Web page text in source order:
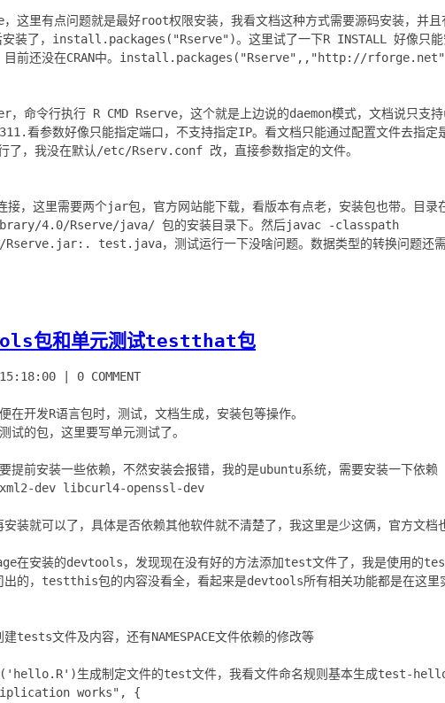
这里有点问题就是最好root权限安装，我看文档这种方式需要源码安装，并且
装了，install.packages("Rserve")。这里试了一下R INSTALL 好像只能
，目前还没在CRAN中。install.packages("Rserve",,"http://
，命令行执行 R CMD Rserve，这个就是上边说的daemon模式，文档说只支
看参数好像只能指定端口，不支持指定IP。看文档只能通过配置文件去指定
了，我没在默认/etc/Rserv.conf 改，直接参数指定的文件。
接，这里需要两个jar包，官方网站能下载，看版本有点老，安装包也带。目
4.0/Rserve/java/ 包的安装目录下。然后javac -classpath
包和单元测试testthat包
0 COMMENT
开发R语言包时，测试，文档生成，安装包等操作。
的包，这里要写单元测试了。
前安装一些依赖，不然安装会报错，我的是ubuntu系统，需要安装一下依赖
dev libcurl4-openssl-dev
装就可以了，具体是否依赖其他软件就不清楚了，我这里是少这俩，官方文档
在安装的devtools，发现现在没有好的方法添加test文件了，我是使用的
出的，testthis包的内容没看全，看起来是devtools所有相关功能都是在这里
tests文件及内容，还有NAMESPACE文件依赖的修改等
生成制定文件的test文件，我看文件命名规则基本生成test-
works", {